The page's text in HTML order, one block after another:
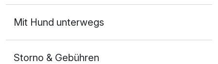
Mit Hund unterwegs
Storno & Gebühren